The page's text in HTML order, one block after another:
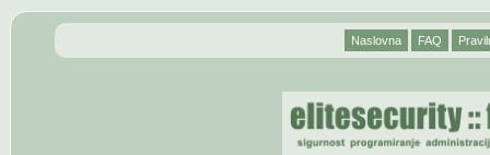
Naslovna FAQ